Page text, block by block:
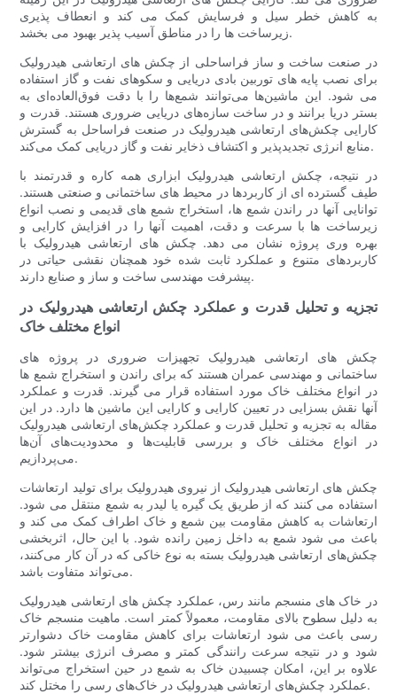
به کاهش خطر سیل و فرسایش کمک می کند و انعطاف پذیری
زیرساخت ها را در مناطق آسیب پذیر بهبود می بخشد.
در صنعت ساخت و ساز فراساحلی از چکش های ارتعاشی هیدرولیک
برای نصب پایه های توربین بادی دریایی و سکوهای نفت و گاز استفاده
می شود. این ماشین‌ها می‌توانند شمع‌ها را با دقت فوق‌العاده‌ای به
بستر دریا برانند و در ساخت سازه‌های دریایی ضروری هستند. قدرت و
کارایی چکش‌های ارتعاشی هیدرولیک در صنعت فراساحل به گسترش
منابع انرژی تجدیدپذیر و اکتشاف ذخایر نفت و گاز دریایی کمک می‌کند.
در نتیجه، چکش ارتعاشی هیدرولیک ابزاری همه کاره و قدرتمند با
طیف گسترده ای از کاربردها در محیط های ساختمانی و صنعتی هستند.
توانایی آنها در راندن شمع ها، استخراج شمع های قدیمی و نصب انواع
زیرساخت ها با سرعت و دقت، اهمیت آنها را در افزایش کارایی و
بهره وری پروژه نشان می دهد. چکش های ارتعاشی هیدرولیک با
کاربردهای متنوع و عملکرد ثابت شده خود همچنان نقشی حیاتی در
پیشرفت مهندسی ساخت و ساز و صنایع دارند.
تجزیه و تحلیل قدرت و عملکرد چکش ارتعاشی هیدرولیک در
انواع مختلف خاک
چکش های ارتعاشی هیدرولیک تجهیزات ضروری در پروژه های
ساختمانی و مهندسی عمران هستند که برای راندن و استخراج شمع ها
در انواع مختلف خاک مورد استفاده قرار می گیرند. قدرت و عملکرد
آنها نقش بسزایی در تعیین کارایی و کارایی این ماشین ها دارد. در این
مقاله به تجزیه و تحلیل قدرت و عملکرد چکش‌های ارتعاشی هیدرولیک
در انواع مختلف خاک و بررسی قابلیت‌ها و محدودیت‌های آن‌ها
می‌پردازیم.
چکش های ارتعاشی هیدرولیک از نیروی هیدرولیک برای تولید ارتعاشات
استفاده می کنند که از طریق یک گیره یا لیدر به شمع منتقل می شود.
ارتعاشات به کاهش مقاومت بین شمع و خاک اطراف کمک می کند و
باعث می شود شمع به داخل زمین رانده شود. با این حال، اثربخشی
چکش‌های ارتعاشی هیدرولیک بسته به نوع خاکی که در آن کار می‌کنند،
می‌تواند متفاوت باشد.
در خاک های منسجم مانند رس، عملکرد چکش های ارتعاشی هیدرولیک
به دلیل سطوح بالای مقاومت، معمولاً کمتر است. ماهیت منسجم خاک
رسی باعث می شود ارتعاشات برای کاهش مقاومت خاک دشوارتر
شود و در نتیجه سرعت رانندگی کمتر و مصرف انرژی بیشتر شود.
علاوه بر این، امکان چسبیدن خاک به شمع در حین استخراج می‌تواند
عملکرد چکش‌های ارتعاشی هیدرولیک در خاک‌های رسی را مختل کند.